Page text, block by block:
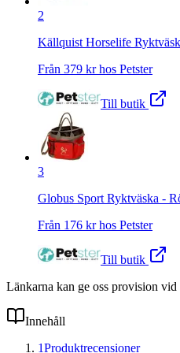
2
Källquist Horselife
Från 379 kr hos Petster
Till butik
3
Globus Sport Ryktväska -
Från 176 kr hos Petster
Till butik
Länkarna kan ge oss provision
Innehåll
1Produktrecensioner